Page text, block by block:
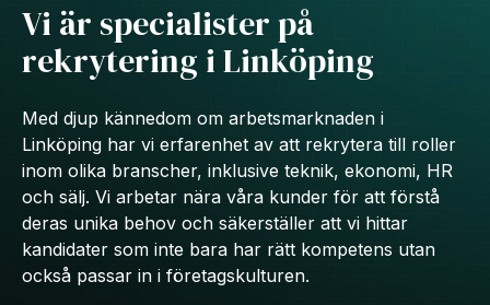
Vi är specialister på
rekrytering i Linköping
Med djup kännedom om arbetsmarknaden i
Linköping har vi erfarenhet av att rekrytera till roller
inom olika branscher, inklusive teknik, ekonomi, HR
och sälj. Vi arbetar nära våra kunder för att förstå
deras unika behov och säkerställer att vi hittar
kandidater som inte bara har rätt kompetens utan
också passar in i företagskulturen.